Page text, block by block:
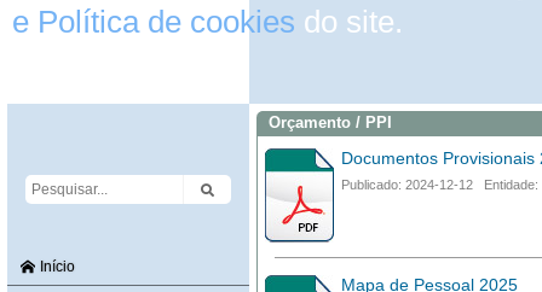
e Política de cookies do site.
Início
Orçamento / PPI
Documentos Provisionais
Publicado: 2024-12-12
Mapa de Pessoal 2025